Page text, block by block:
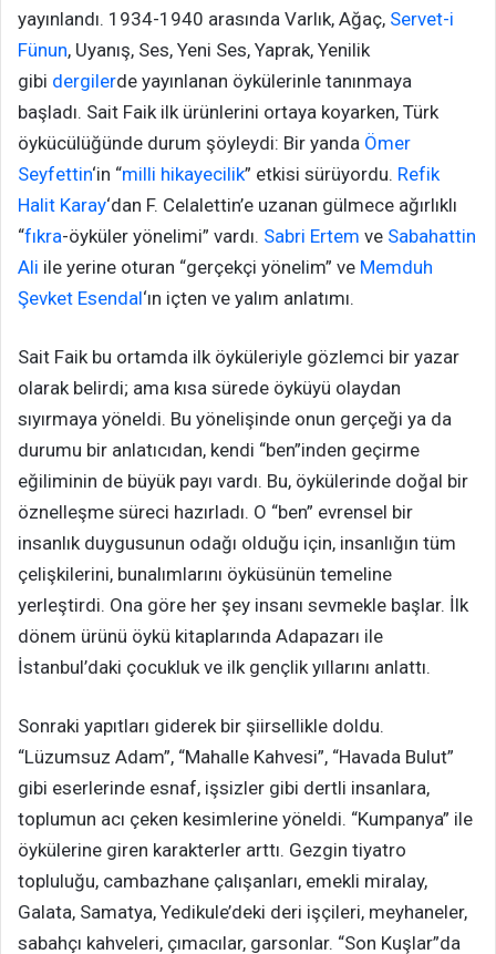
yayınlandı. 1934-1940 arasında Varlık, Ağaç, Servet-i
Fünun, Uyanış, Ses, Yeni Ses, Yaprak, Yenilik
gibi dergilerde yayınlanan öykülerinle tanınmaya
başladı. Sait Faik ilk ürünlerini ortaya koyarken, Türk
öykücülüğünde durum şöyleydi: Bir yanda Ömer
Seyfettin‘in “milli hikayecilik” etkisi sürüyordu. Refik
Halit Karay‘dan F. Celalettin’e uzanan gülmece ağırlıklı
“fıkra-öyküler yönelimi” vardı. Sabri Ertem ve Sabahattin
Ali ile yerine oturan “gerçekçi yönelim” ve Memduh
Şevket Esendal‘ın içten ve yalım anlatımı.
Sait Faik bu ortamda ilk öyküleriyle gözlemci bir yazar
olarak belirdi; ama kısa sürede öyküyü olaydan
sıyırmaya yöneldi. Bu yönelişinde onun gerçeği ya da
durumu bir anlatıcıdan, kendi “ben”inden geçirme
eğiliminin de büyük payı vardı. Bu, öykülerinde doğal bir
öznelleşme süreci hazırladı. O “ben” evrensel bir
insanlık duygusunun odağı olduğu için, insanlığın tüm
çelişkilerini, bunalımlarını öyküsünün temeline
yerleştirdi. Ona göre her şey insanı sevmekle başlar. İlk
dönem ürünü öykü kitaplarında Adapazarı ile
İstanbul’daki çocukluk ve ilk gençlik yıllarını anlattı.
Sonraki yapıtları giderek bir şiirsellikle doldu.
“Lüzumsuz Adam”, “Mahalle Kahvesi”, “Havada Bulut”
gibi eserlerinde esnaf, işsizler gibi dertli insanlara,
toplumun acı çeken kesimlerine yöneldi. “Kumpanya” ile
öykülerine giren karakterler arttı. Gezgin tiyatro
topluluğu, cambazhane çalışanları, emekli miralay,
Galata, Samatya, Yedikule’deki deri işçileri, meyhaneler,
sabahçı kahveleri, çımacılar, garsonlar. “Son Kuşlar”da